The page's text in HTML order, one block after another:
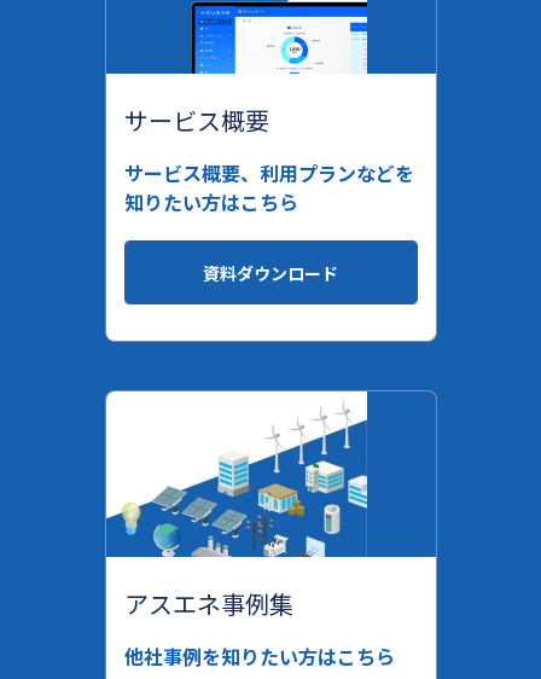
サービス概要
サービス概要、利用プランなどを
知りたい方はこちら
資料ダウンロード
アスエネ事例集
他社事例を知りたい方はこちら